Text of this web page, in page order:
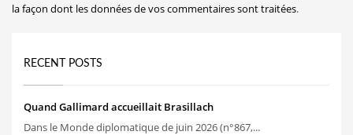
la façon dont les données de vos commentaires sont traitées.
RECENT POSTS
Quand Gallimard accueillait Brasillach
Dans le Monde diplomatique de juin 2026 (n°867,...